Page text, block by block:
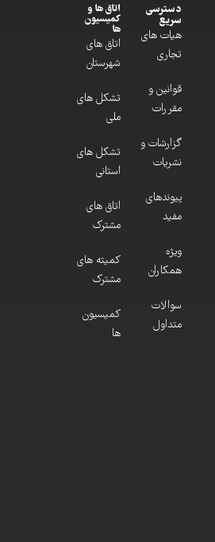
دسترسی
سریع
هیات های
تجاری
قوانین و
مقررات
گزارشات و
نشریات
پیوندهای
مفید
ویژه
همکاران
سوالات
متداول
اتاق ها و
کمیسیون
ها
اتاق های
شهرستان
تشکل های
ملی
تشکل های
استانی
اتاق های
مشترک
کمیته های
مشترک
کمیسیون
ها